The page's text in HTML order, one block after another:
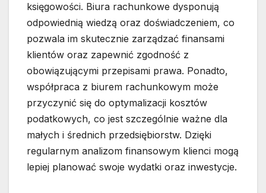
księgowości. Biura rachunkowe dysponują
odpowiednią wiedzą oraz doświadczeniem, co
pozwala im skutecznie zarządzać finansami
klientów oraz zapewnić zgodność z
obowiązującymi przepisami prawa. Ponadto,
współpraca z biurem rachunkowym może
przyczynić się do optymalizacji kosztów
podatkowych, co jest szczególnie ważne dla
małych i średnich przedsiębiorstw. Dzięki
regularnym analizom finansowym klienci mogą
lepiej planować swoje wydatki oraz inwestycje.